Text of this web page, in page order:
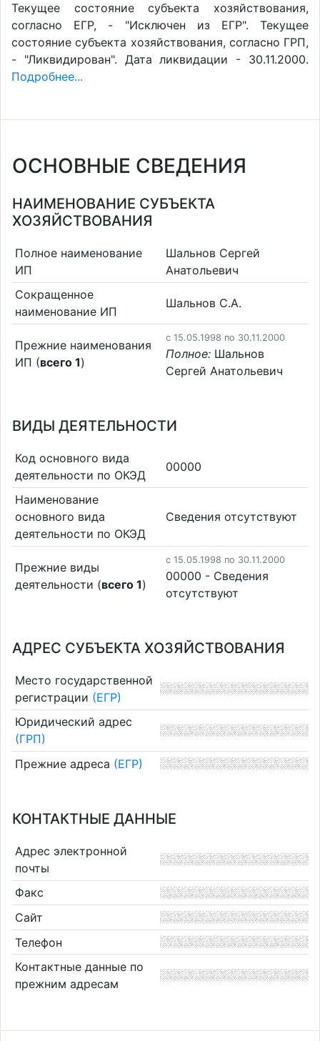
Текущее состояние субъекта хозяйствования,
согласно ЕГР, - "Исключен из ЕГР". Текущее
состояние субъекта хозяйствования, согласно ГРП,
- "Ликвидирован". Дата ликвидации - 30.11.2000.
Подробнее...
ОСНОВНЫЕ СВЕДЕНИЯ
НАИМЕНОВАНИЕ СУБЪЕКТА
ХОЗЯЙСТВОВАНИЯ
Полное наименование
ИП
Шальнов Сергей
Анатольевич
Сокращенное
наименование ИП
Шальнов С.А.
Прежние наименования
ИП (всего 1)
c 15.05.1998 по 30.11.2000
Полное: Шальнов
Сергей Анатольевич
ВИДЫ ДЕЯТЕЛЬНОСТИ
Код основного вида
деятельности по ОКЭД
00000
Наименование
основного вида
деятельности по ОКЭД
Cведения отсутствуют
Прежние виды
деятельности (всего 1)
c 15.05.1998 по 30.11.2000
00000 - Cведения
отсутствуют
АДРЕС СУБЪЕКТА ХОЗЯЙСТВОВАНИЯ
Место государственной
регистрации (ЕГР)
Юридический адрес
(ГРП)
Прежние адреса (ЕГР)
КОНТАКТНЫЕ ДАННЫЕ
Адрес электронной
почты
Факс
Сайт
Телефон
Контактные данные по
прежним адресам